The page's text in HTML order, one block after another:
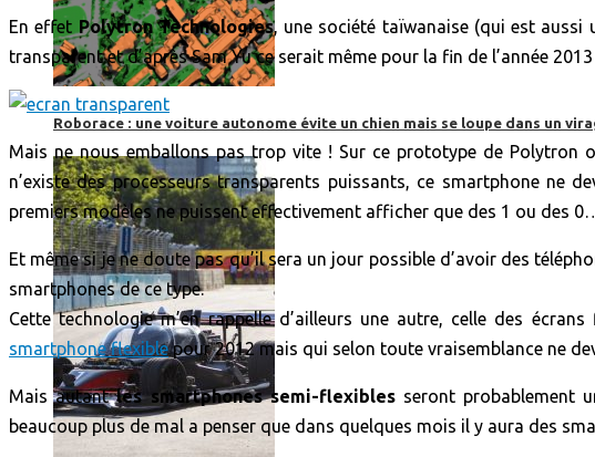
Roborace : une voiture autonome évite un chien mais se loupe dans un
En effet Polytron Technologies, une société taïwanaise (qui est
transparent et d’après Sam Yu ce serait même pour la fin de l’année 2013
Mais ne nous emballons pas trop vite ! Sur ce prototype de Polytron
n’existe des processeurs transparents puissants, ce smartphone ne
premiers modèles ne puissent effectivement afficher que des 1 ou des
Et même si je ne doute pas qu’il sera un jour possible d’avoir des
smartphones de ce type.
Cette technologie m’en rappelle d’ailleurs une autre, celle des
smartphone flexiblepour 2012 mais qui selon toute vraisemblance ne
Mais autantles smartphones semi-flexiblesseront probablement
beaucoup plus de mal a penser que dans quelques mois il y aura des